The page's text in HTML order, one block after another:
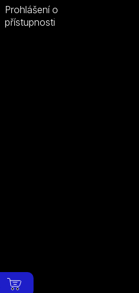
Prohlášení o
přístupnosti